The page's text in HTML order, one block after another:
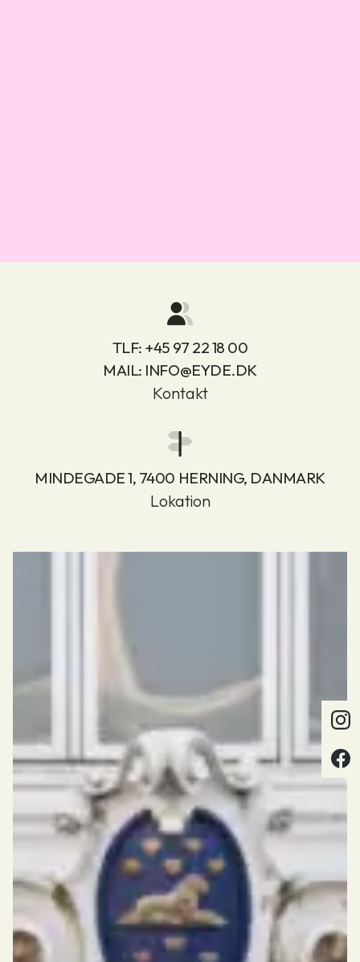
TLF: +45 97 22 18 00
MAIL: INFO@EYDE.DK
Kontakt
MINDEGADE 1, 7400 HERNING, DANMARK
Lokation